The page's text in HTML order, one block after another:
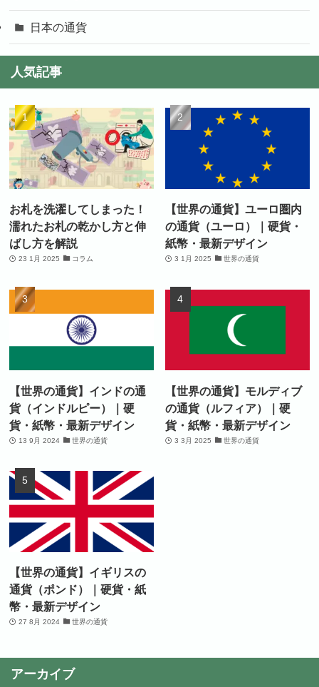
日本の通貨
人気記事
お札を洗濯してしまった！
濡れたお札の乾かし方と伸
ばし方を解説
23 1月 2025 コラム
【世界の通貨】ユーロ圏内
の通貨（ユーロ）｜硬貨・
紙幣・最新デザイン
3 1月 2025 世界の通貨
【世界の通貨】インドの通
貨（インドルピー）｜硬
貨・紙幣・最新デザイン
13 9月 2024 世界の通貨
【世界の通貨】モルディブ
の通貨（ルフィア）｜硬
貨・紙幣・最新デザイン
3 3月 2025 世界の通貨
【世界の通貨】イギリスの
通貨（ポンド）｜硬貨・紙
幣・最新デザイン
27 8月 2024 世界の通貨
アーカイブ